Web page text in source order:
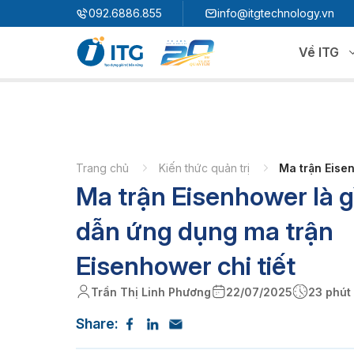
092.6886.855 info@itgtechnology.vn
Về ITG
Giải pháp quản trị hoạch định nguồn lực
3S i​FACTORY
Giải pháp nhà máy thông minh
3S WMS
3S MES
3S SPS
3S QMS
3S MMS
3S EMS
3S F-INSIGHT
Trang chủ Kiến thức quản trị Ma trận
Ma trận Eisenhower là
dẫn ứng dụng ma trận
Eisenhower​ chi tiết
Trần Thị Linh Phương 22/07/2025 23 phút
Share: